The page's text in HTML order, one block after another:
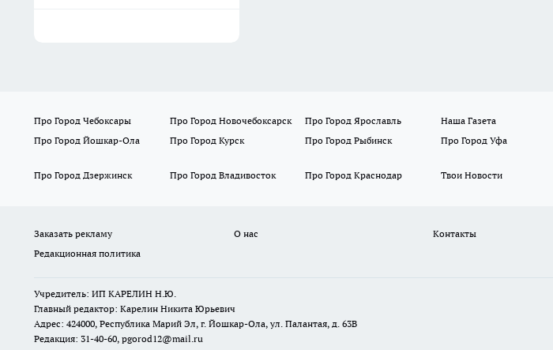
Про Город Чебоксары Про Город Новочебоксарск Про Город Ярославль Наша Газета
Про Город Йошкар-Ола
Про Город Курск Про Город Рыбинск Про Город Уфа
Про Город Дзержинск
Про Город Владивосток Про Город Краснодар Твои Новости
Заказать рекламу О нас
Контакты
Редакционная политика
Учредитель: ИП КАРЕЛИН Н.Ю.
Главный редактор: Карелин Никита Юрьевич
Адрес: 424000, Республика Марий Эл, г. Йошкар-Ола, ул. Палантая, д. 63В
Редакция: 31-40-60, pgorod12@mail.ru